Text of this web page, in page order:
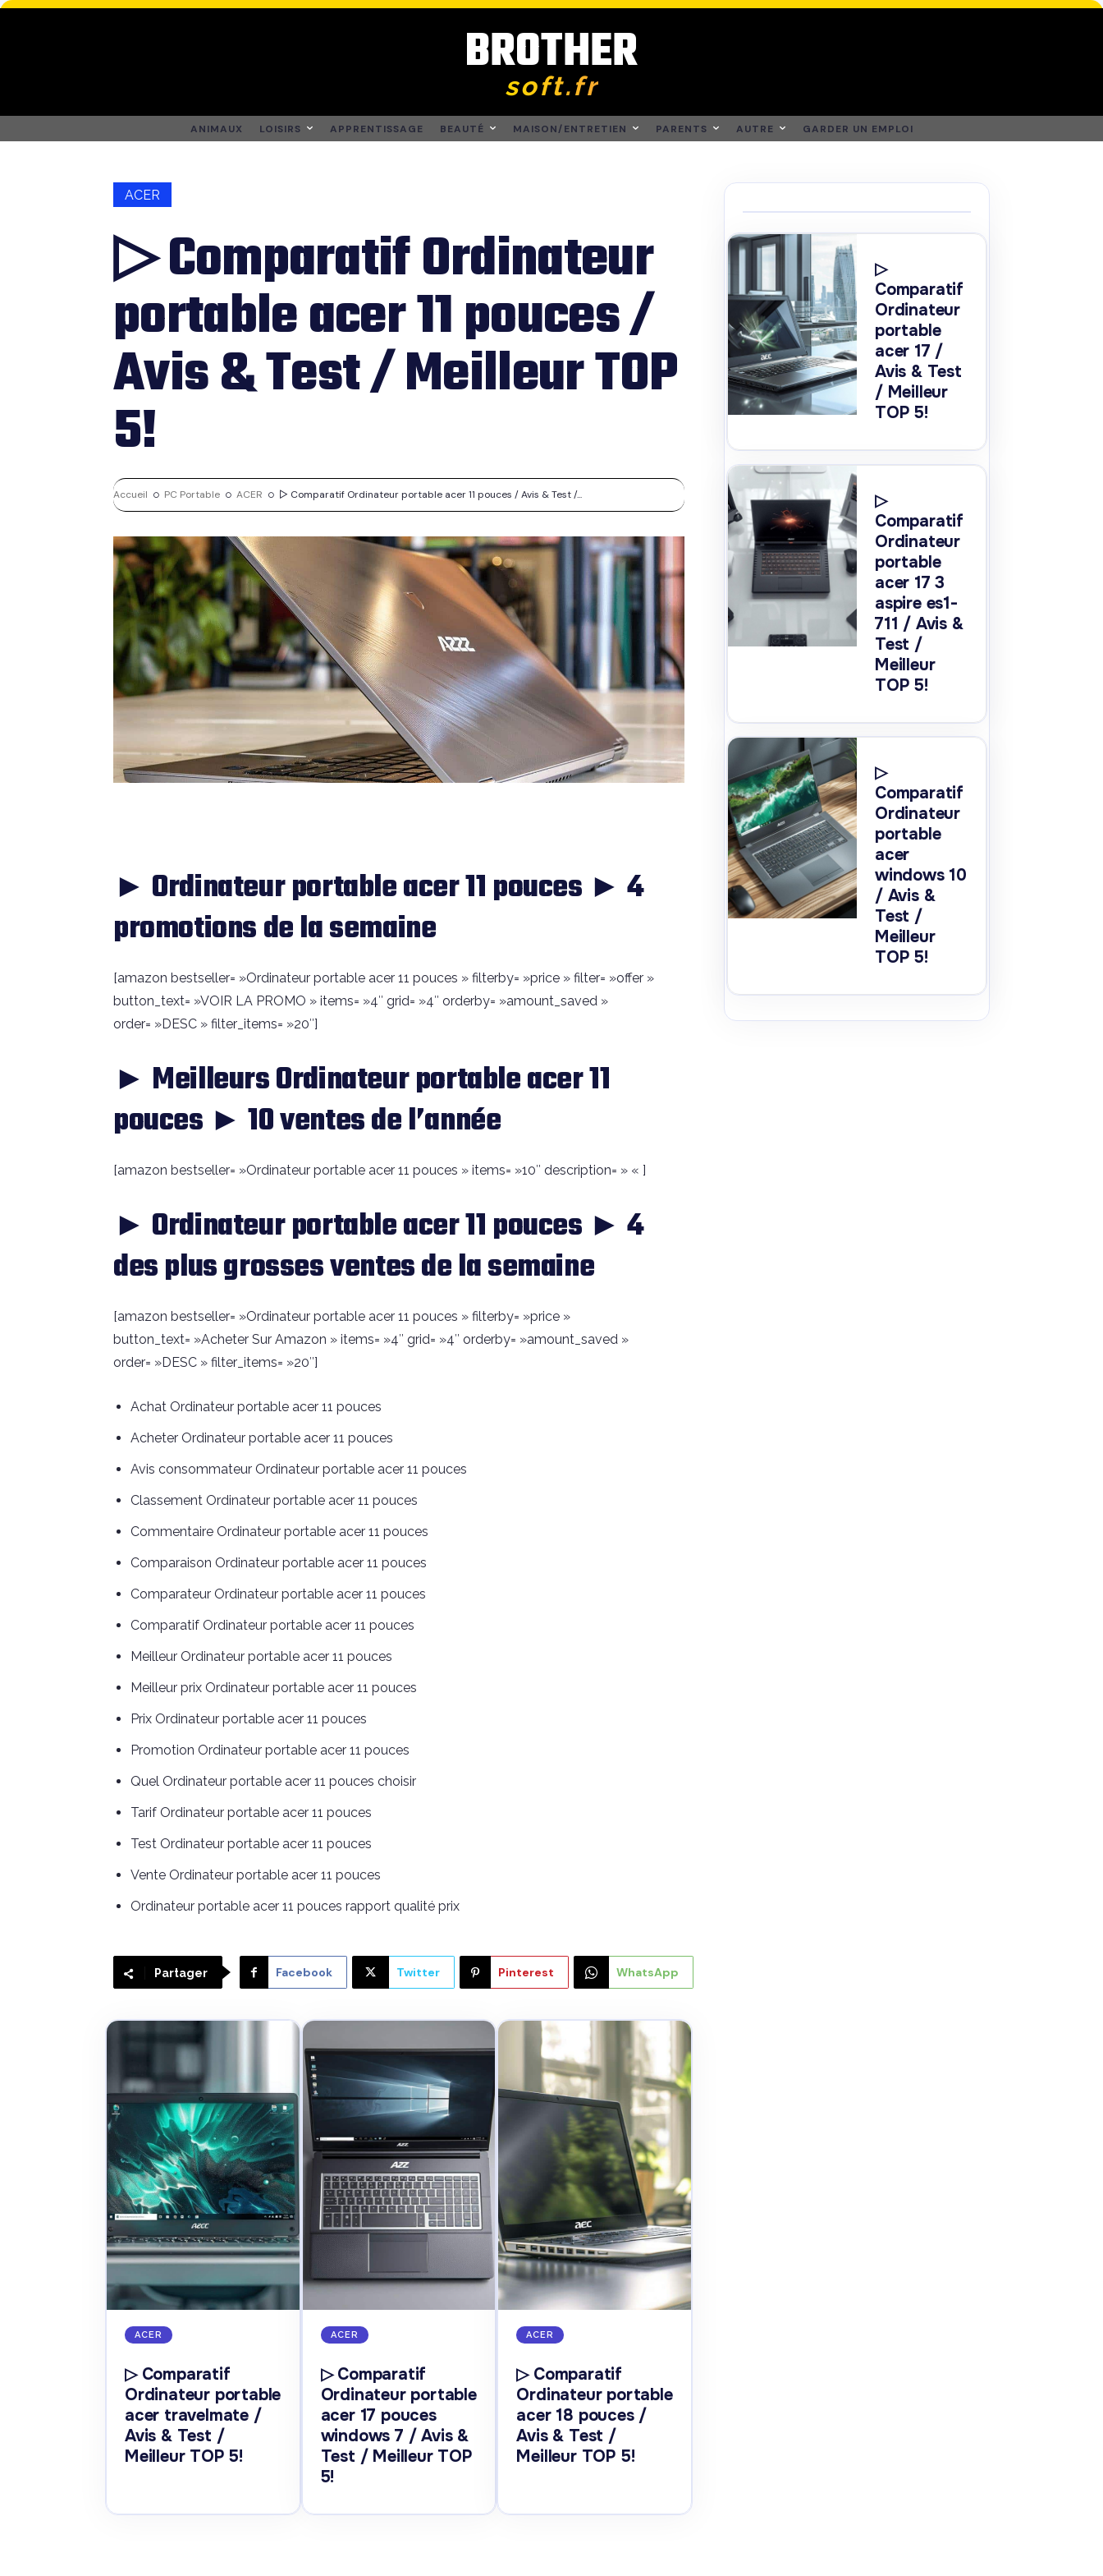
BROTHER
soft.fr
ANIMAUX LOISIRS APPRENTISSAGE BEAUTÉ MAISON/ENTRETIEN PARENTS AUTRE GARDER UN EMPLOI
ACER
▷ Comparatif Ordinateur
portable acer 11 pouces /
Avis & Test / Meilleur TOP
5!
Accueil PC Portable ACER ▷ Comparatif Ordinateur portable acer 11 pouces / Avis & Test /...
► Ordinateur portable acer 11 pouces ► 4
promotions de la semaine
[amazon bestseller= »Ordinateur portable acer 11 pouces » filterby= »price » filter= »offer »
button_text= »VOIR LA PROMO » items= »4″ grid= »4″ orderby= »amount_saved »
order= »DESC » filter_items= »20″]
► Meilleurs Ordinateur portable acer 11
pouces ► 10 ventes de l’année
[amazon bestseller= »Ordinateur portable acer 11 pouces » items= »10″ description= » « ]
► Ordinateur portable acer 11 pouces ► 4
des plus grosses ventes de la semaine
[amazon bestseller= »Ordinateur portable acer 11 pouces » filterby= »price »
button_text= »Acheter Sur Amazon » items= »4″ grid= »4″ orderby= »amount_saved »
order= »DESC » filter_items= »20″]
Achat Ordinateur portable acer 11 pouces
Acheter Ordinateur portable acer 11 pouces
Avis consommateur Ordinateur portable acer 11 pouces
Classement Ordinateur portable acer 11 pouces
Commentaire Ordinateur portable acer 11 pouces
Comparaison Ordinateur portable acer 11 pouces
Comparateur Ordinateur portable acer 11 pouces
Comparatif Ordinateur portable acer 11 pouces
Meilleur Ordinateur portable acer 11 pouces
Meilleur prix Ordinateur portable acer 11 pouces
Prix Ordinateur portable acer 11 pouces
Promotion Ordinateur portable acer 11 pouces
Quel Ordinateur portable acer 11 pouces choisir
Tarif Ordinateur portable acer 11 pouces
Test Ordinateur portable acer 11 pouces
Vente Ordinateur portable acer 11 pouces
Ordinateur portable acer 11 pouces rapport qualité prix
Partager Facebook Twitter Pinterest WhatsApp
ACER
▷ Comparatif
Ordinateur portable
acer travelmate /
Avis & Test /
Meilleur TOP 5!
ACER
▷ Comparatif
Ordinateur portable
acer 17 pouces
windows 7 / Avis &
Test / Meilleur TOP
5!
ACER
▷ Comparatif
Ordinateur portable
acer 18 pouces /
Avis & Test /
Meilleur TOP 5!
▷
Comparatif
Ordinateur
portable
acer 17 /
Avis & Test
/ Meilleur
TOP 5!
▷
Comparatif
Ordinateur
portable
acer 17 3
aspire es1-
711 / Avis &
Test /
Meilleur
TOP 5!
▷
Comparatif
Ordinateur
portable
acer
windows 10
/ Avis &
Test /
Meilleur
TOP 5!